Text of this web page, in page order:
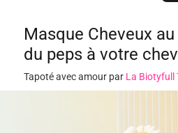
Masque Cheveux
du peps à votre
Tapoté avec amour par La Biotyfull